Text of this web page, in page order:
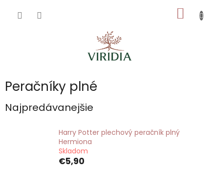
KOŠÍK
Peračníky plné
Najpredávanejšie
Harry Potter plechový peračník plný
Hermiona
Skladom
€5,90